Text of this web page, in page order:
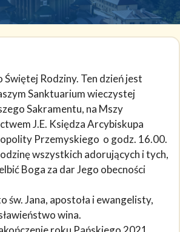
Rodziny. Ten dzień jest
Sanktuarium wieczystej
Sakramentu, na Mszy
J.E. Księdza Arcybiskupa
Przemyskiego o godz. 16.00.
wszystkich adorujących i tych,
Boga za dar Jego obecności
Jana, apostoła i ewangelisty,
wina.